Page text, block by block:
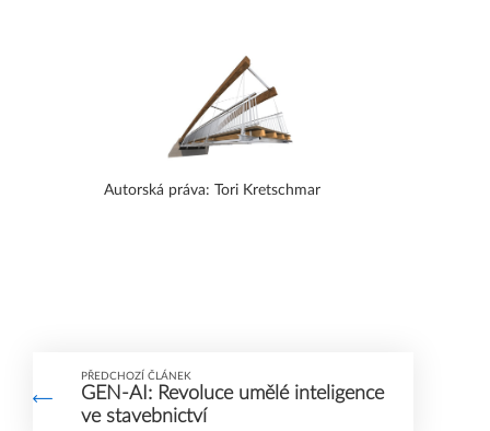
Autorská práva: Tori Kretschmar
PŘEDCHOZÍ ČLÁNEK
GEN-AI: Revoluce umělé inteligence
ve stavebnictví